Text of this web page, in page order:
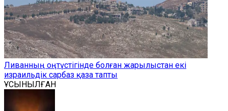
Ливанның оңтүстігінде болған жарылыстан екі
израильдік сарбаз қаза тапты
ҰСЫНЫЛҒАН